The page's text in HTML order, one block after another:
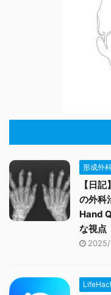
形成外
【日
の外科
Hand
な視点